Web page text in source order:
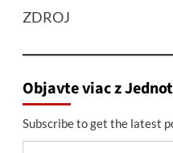
ZDROJ
Objavte viac z
Subscribe to get the latest
Type your email…